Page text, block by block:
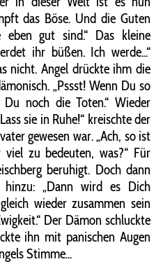
das Böse. Und die Guten
gut sind.“ Das kleine
ihr büßen. Ich werde...“
nicht. Angel drückte ihm die
„Pssst! Wenn Du so
noch die Toten.“ Wieder
sie in Ruhe!“ kreischte der
gewesen war. „Ach, so ist
zu bedeuten, was?“ Für
beruhigt. Doch dann
hinzu: „Dann wird es Dich
wieder zusammen sein
Der Dämon schluckte
ihn mit panischen Augen
Stimme...